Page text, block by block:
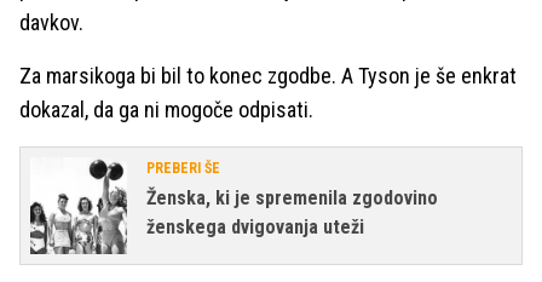
davkov.
Za marsikoga bi bil to konec zgodbe. A Tyson je še enkrat
dokazal, da ga ni mogoče odpisati.
PREBERI ŠE
Ženska, ki je spremenila zgodovino
ženskega dvigovanja uteži